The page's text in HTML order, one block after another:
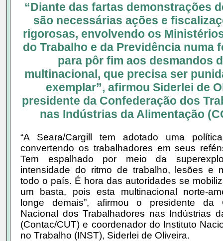
“Diante das fartas demonstrações
são necessárias ações e
rigorosas, envolvendo os
do Trabalho e da Previdência numa
para pôr fim aos desmandos
multinacional, que precisa ser
exemplar”, afirmou Siderlei de
presidente da Confederação dos
nas Indústrias da Alimentação
“A Seara/Cargill tem adotado uma
convertendo os trabalhadores em seus
Tem espalhado por meio da
intensidade do ritmo de trabalho, lesões e
todo o país. É hora das autoridades se
um basta, pois esta multinacional norte-
longe demais”, afirmou o presidente da
Nacional dos Trabalhadores nas Indústrias
(Contac/CUT) e coordenador do Instituto
no Trabalho (INST), Siderlei de Oliveira.